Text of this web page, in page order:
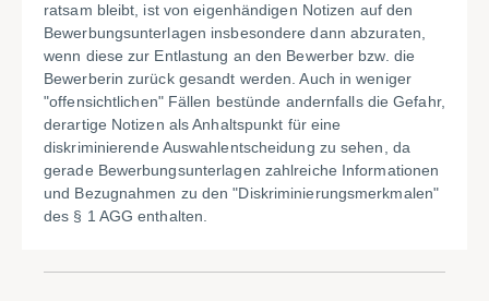
ratsam bleibt, ist von eigenhändigen Notizen auf den
Bewerbungsunterlagen insbesondere dann abzuraten,
wenn diese zur Entlastung an den Bewerber bzw. die
Bewerberin zurück gesandt werden. Auch in weniger
"offensichtlichen" Fällen bestünde andernfalls die Gefahr,
derartige Notizen als Anhaltspunkt für eine
diskriminierende Auswahlentscheidung zu sehen, da
gerade Bewerbungsunterlagen zahlreiche Informationen
und Bezugnahmen zu den "Diskriminierungsmerkmalen"
des § 1 AGG enthalten.